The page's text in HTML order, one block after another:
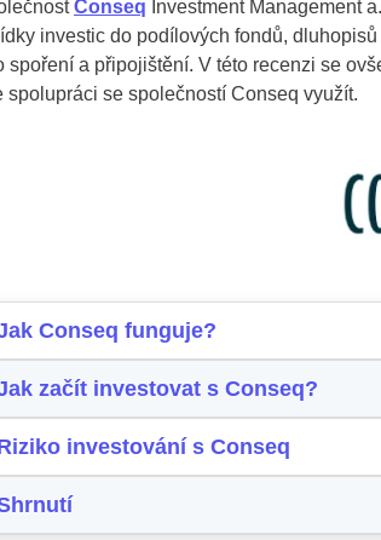
Conseq Investment Management
investic do podílových fondů,
spoření a připojištění. V této recenzi se
spolupráci se společností Conseq využít.
Conseq funguje?
začít investovat s Conseq?
investování s Conseq